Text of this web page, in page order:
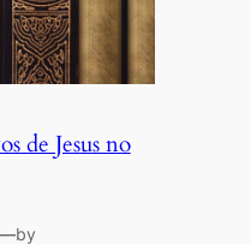
de Jesus no
by